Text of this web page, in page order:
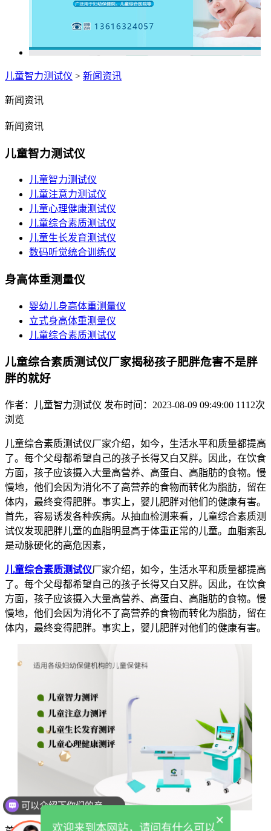
儿童智力测试仪 > 新闻资讯
新闻资讯
新闻资讯
儿童智力测试仪
儿童智力测试仪
儿童注意力测试仪
儿童心理健康测试仪
儿童综合素质测试仪
儿童生长发育测试仪
数码听觉统合训练仪
身高体重测量仪
婴幼儿身高体重测量仪
立式身高体重测量仪
儿童综合素质测试仪
儿童综合素质测试仪厂家揭秘孩子肥胖危害不是胖
胖的就好
作者：儿童智力测试仪 发布时间：2023-08-09 09:49:00 1112次
浏览
儿童综合素质测试仪厂家介绍，如今，生活水平和质量都提高
了。每个父母都希望自己的孩子长得又白又胖。因此，在饮食
方面，孩子应该摄入大量高营养、高蛋白、高脂肪的食物。慢
慢地，他们会因为消化不了高营养的食物而转化为脂肪，留在
体内，最终变得肥胖。事实上，婴儿肥胖对他们的健康有害。
首先，容易诱发各种疾病。从抽血检测来看，儿童综合素质测
试仪发现肥胖儿童的血脂明显高于体重正常的儿童。血脂紊乱
是动脉硬化的高危因素，
儿童综合素质测试仪厂家介绍，如今，生活水平和质量都提高
了。每个父母都希望自己的孩子长得又白又胖。因此，在饮食
方面，孩子应该摄入大量高营养、高蛋白、高脂肪的食物。慢
慢地，他们会因为消化不了高营养的食物而转化为脂肪，留在
体内，最终变得肥胖。事实上，婴儿肥胖对他们的健康有害。
可以介绍下你们的产品么
×
欢迎来到本网站，请问有什么可以